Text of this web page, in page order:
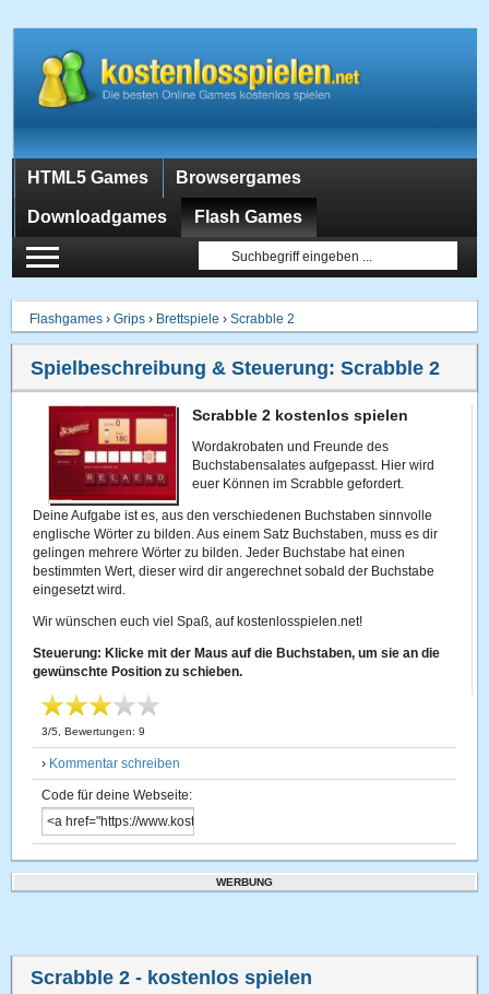
HTML5 Games Browsergames
Downloadgames Flash Games
Flashgames ›Grips › Brettspiele ›Scrabble 2
Spielbeschreibung & Steuerung:Scrabble 2
Scrabble 2 kostenlos spielen
Wordakrobaten und Freunde des
Buchstabensalates aufgepasst. Hier wird
euer Können im Scrabble gefordert.
Deine Aufgabe ist es, aus den verschiedenen Buchstaben sinnvolle
englische Wörter zu bilden. Aus einem Satz Buchstaben, muss es dir
gelingen mehrere Wörter zu bilden. Jeder Buchstabe hat einen
bestimmten Wert, dieser wird dir angerechnet sobald der Buchstabe
eingesetzt wird.
Wir wünschen euch viel Spaß, auf kostenlosspielen.net!
Steuerung: Klicke mit der Maus auf die Buchstaben, um sie an die
gewünschte Position zu schieben.
3/5 , Bewertungen:9
› Kommentar schreiben
Code für deine Webseite:
WERBUNG
Scrabble 2 - kostenlos spielen